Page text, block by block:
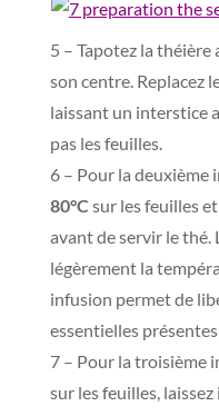
5 – Tapotez la théière
son centre. Replacez
laissant un interstice
pas les feuilles.
6 – Pour la deuxième
80°C sur les feuilles
avant de servir le thé.
légèrement la
infusion permet de
essentielles
7 – Pour la troisième
sur les feuilles,